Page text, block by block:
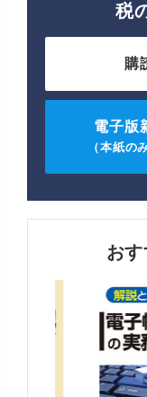
税
購
電子版
（本紙の
お